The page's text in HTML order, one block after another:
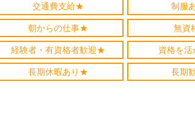
交通費支給★ 制服
朝からの仕事★ 無資
経験者・有資格者歓迎★ 資格を
長期休暇あり★ 長期